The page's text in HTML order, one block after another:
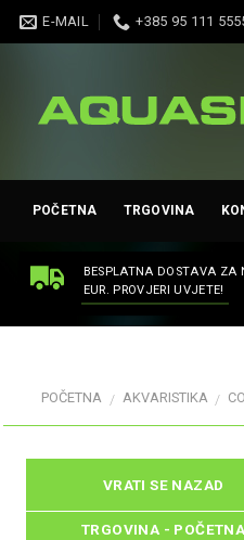
E-MAIL +385 95 111
POČETNA TRGOVINA
BESPLATNA DOSTAVA ZA
EUR. PROVJERI UVJETE!
POČETNA / AKVARISTIKA /
TRGOVINA - POČETNA